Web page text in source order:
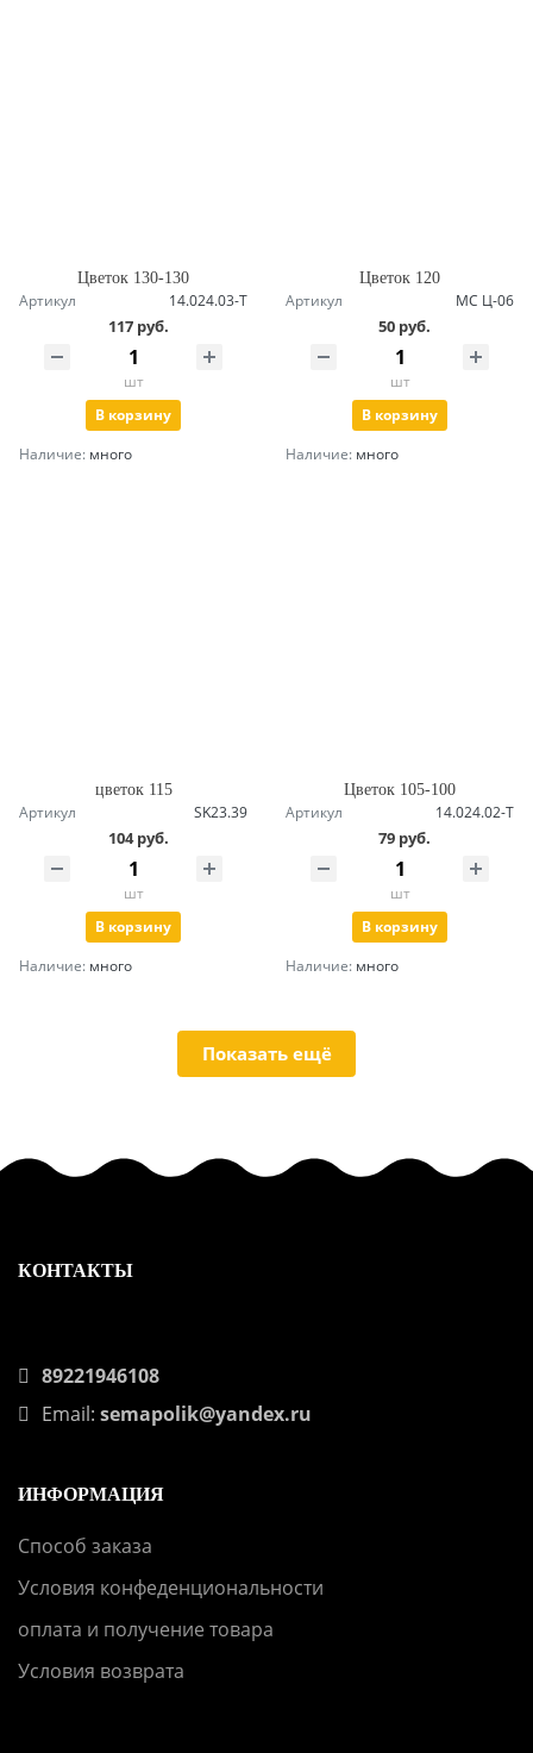
Цветок 130-130
Артикул 14.024.03-Т
117 руб.
шт
В корзину
Наличие: много
Цветок 120
Артикул МС Ц-06
50 руб.
шт
В корзину
Наличие: много
цветок 115
Артикул SK23.39
104 руб.
шт
В корзину
Наличие: много
Цветок 105-100
Артикул 14.024.02-Т
79 руб.
шт
В корзину
Наличие: много
Показать ещё
КОНТАКТЫ
89221946108
Email: semapolik@yandex.ru
ИНФОРМАЦИЯ
Способ заказа
Условия конфеденциональности
оплата и получение товара
Условия возврата